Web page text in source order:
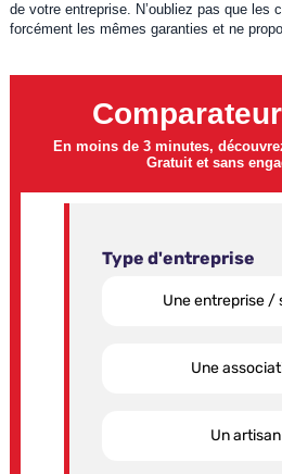
de votre entreprise. N’oubliez pas que les
forcément les mêmes garanties et ne
En moins de 3 minutes,
Gratuit et sans